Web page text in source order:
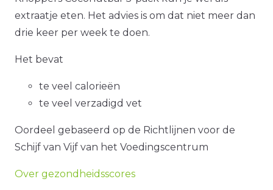
extraatje eten. Het advies is om dat niet meer dan
drie keer per week te doen.
Het bevat
te veel calorieën
te veel verzadigd vet
Oordeel gebaseerd op de Richtlijnen voor de
Schijf van Vijf van het Voedingscentrum
Over gezondheidsscores